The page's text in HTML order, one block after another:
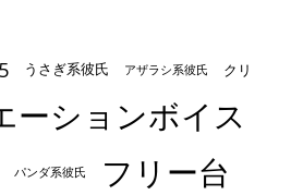
うさぎ系彼氏 アザラシ系彼氏 クリ
ーションボイス
パンダ系彼氏
フリー台